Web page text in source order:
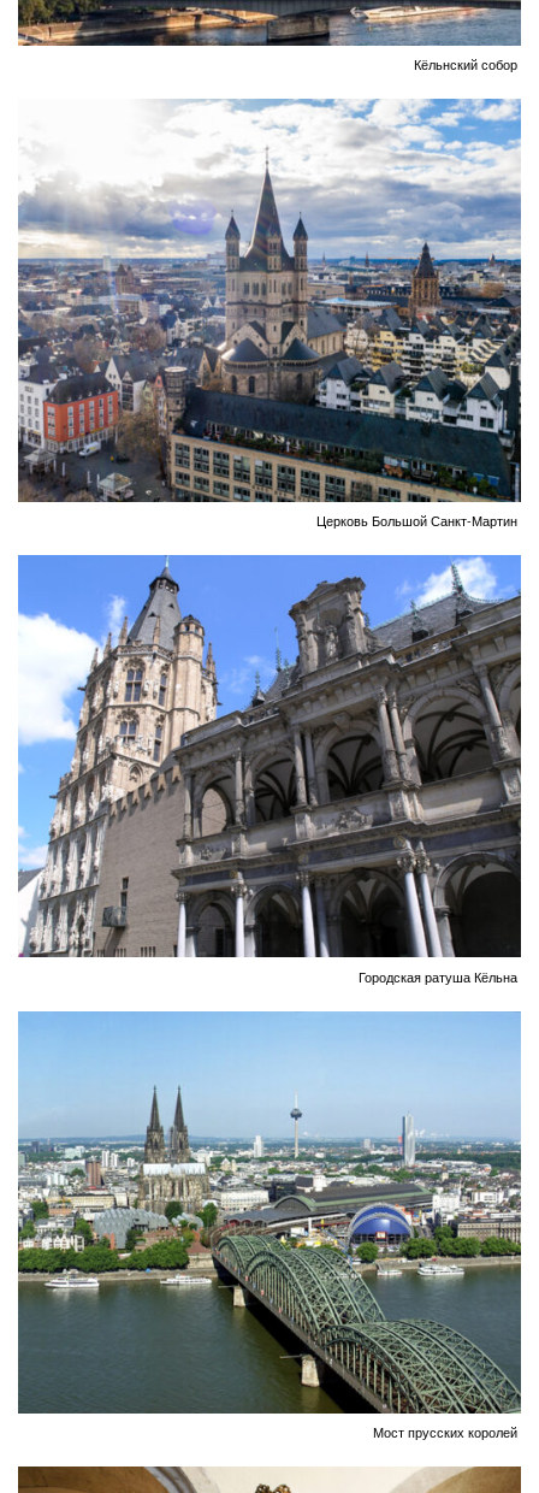
Кёльнский собор
Церковь Большой Санкт-Мартин
Городская ратуша Кёльна
Мост прусских королей